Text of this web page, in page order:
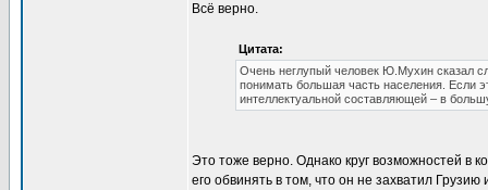
Всё верно.
Цитата:
Очень неглупый человек Ю.Мухин сказал
понимать большая часть населения. Если
интеллектуальной составляющей – в
Это тоже верно. Однако круг возможностей в
его обвинять в том, что он не захватил